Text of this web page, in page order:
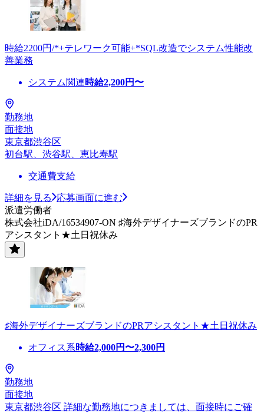
時給2200円/*+テレワーク可能+*SQL改造でシステム性能改
善業務
システム関連時給2,200円〜
勤務地
面接地
東京都渋谷区
初台駅、渋谷駅、恵比寿駅
交通費支給
詳細を見る
応募画面に進む
派遣労働者
株式会社iDA/16534907-ON ♯海外デザイナーズブランドのPR
アシスタント★土日祝休み
♯海外デザイナーズブランドのPRアシスタント★土日祝休み
オフィス系時給2,000円〜2,300円
勤務地
面接地
東京都渋谷区 詳細な勤務地につきましては、面接時にご確